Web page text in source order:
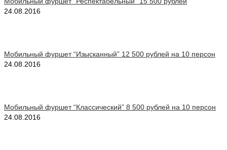
24.08.2016
Мобильный фуршет “Изысканный” 12 500 рублей на 10 персон
24.08.2016
Мобильный фуршет “Классический” 8 500 рублей на 10 персон
24.08.2016